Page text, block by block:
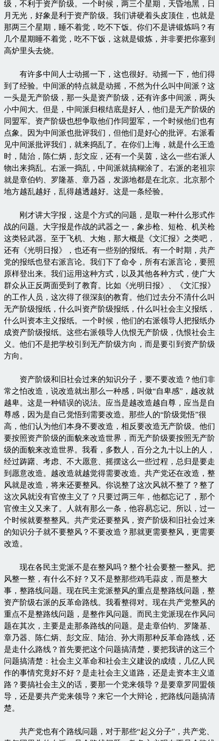
级，不利于资产阶级。一个时候，两三个星期，天昏地黑，日
月无光，好象是利于资产阶级。我们讲硬着头皮顶住，也就是
那两三个星期，睡不着觉，吃不下饭。你们不是讲锻炼吗？有
几个星期睡不着觉，吃不下饭，这就是锻炼，并非要把你塞到
高炉里头去烧。
有许多中间人士动摇一下，这也很好。动摇一下，他们得
到了经验。中间派的特点就是动摇，不然为什么叫中间派？这
一头是无产阶级，那一头是资产阶级，还有许多中间派，两头
小中间大。但是，中间派归根结底是好人，他们是无产阶级的
同盟军。资产阶级也想争取他们作同盟军，一个时候他们也有
点象。因为中间派也批评我们，但他们是好心的批评。右派看
见中间派批评我们，就来捣乱了。在你们上海，就是什么王造
时，陆治，陈仁炳，彭文应，还有一个吴茵，这么一些右派人
物出来捣乱。右派一捣乱，中间派就搞糊涂了。右派的老祖宗
就是章伯钧、罗隆基、章乃器，发源地都是在北京。北京那个
地方越乱越好，乱得越透越好。这是一条经验。
刚才讲大字报，这是个方式的问题，是取一种什么形式作
战的问题。大字报是作战的武器之一，象步枪、短枪、机关枪
这类轻武器。至于飞机、大炮，那大概是《文汇报》之类吧，
还有《光明日报》，也还有一些别的报纸。有一个时期，共产
党的报纸也登右派言论。我们下了命令，所有右派言论，要照
原样登出来。我们运用这种方式，以及其他各种方式，使广大
群众从正反两面受到了教育。比如《光明日报》、《文汇报》
的工作人员，这次得了很深刻的教育。他们过去分不清什么叫
无产阶级报纸，什么叫资产阶级报纸，什么叫社会主义报纸，
什么叫资本主义报纸。一个时候，他们的右派领导人把报纸办
成资产阶级报纸。这些右派领导人仇恨无产阶级，仇恨社会主
义。他们不是把学校引到无产阶级方向，而是要引到资产阶级
方向。
资产阶级和旧社会过来的知识分子，要不要改造？他们非
常之怕改造，说改造就出那么一种感，叫做“自卑感”，越改就
越卑。这是一种错误的说法。应当是越改造越自尊，应当是自
尊感，因为是自己觉悟到需要改造。那些人的“阶级觉悟”很
高，他们认为他们本身不要改造，相反要改造无产阶级。他们
要按照资产阶级的面貌来改造世界，而无产阶级要按照无产阶
级的面貌来改造世界。我看，多数人，百分之九十以上的人，
经过踌躇、考虑、不大愿意、摇摆这么一些过程，总归是要走
到愿意改造。越改造就越觉得需要改造。共产党还在改造，整
风就是改造，将来还要整风。你说整了这次风就不整了？整了
这次风就没有官僚主义了？只要过两三年，他都忘记了，那个
官僚主义又来了。人就有那么一条，他容易忘记。所以，过一
个时候就要整整风。共产党还要整风，资产阶级和旧社会过来
的知识分子就不要整风？不要改造？那就更需要整风，更需要
改造。
现在各民主党派不是在整风吗？整个社会要整一整风。把
风整一整，有什么不好？又不是整那些鸡毛蒜皮，而是整大
事，整路线问题。现在民主党派整风的重点是整路线问题，整
资产阶级右派的反革命路线。我看整得对。现在共产党整风的
重点不是整路线问题，是整作风问题。而民主党派现在作风问
题在其次，主要是走那条路线的问题。是走章伯钧、罗隆基、
章乃器、陈仁炳、彭文应、陆治、孙大雨那种反革命路线，还
是走什么路线？首先要把这个问题搞清楚，要把我讲的这三个
问题搞清楚：社会主义革命和社会主义建设的成绩，几亿人民
作的事情究竟好不好？是走社会主义道路，还是走资本主义道
路？要搞社会主义的话，要那一个党来领导？是要章罗同盟领
导，还是要共产党来领导？来它一个大辩论，把路线问题搞清
楚。
共产党也有个路线问题，对于那些“起义分子”，共产党、